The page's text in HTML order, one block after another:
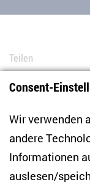
Teilen
Bluesky
Consent-
Wir verwenden
andere
Informationen
auslesen/